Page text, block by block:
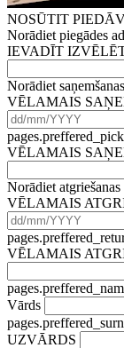
NOSŪTIT
Norādiet piegādes
IEVADĪT
Norādiet
VĒLAMAIS
VĒLAMAIS
Norādiet
VĒLAMAIS
VĒLAMAIS
Vārds
UZVĀRDS